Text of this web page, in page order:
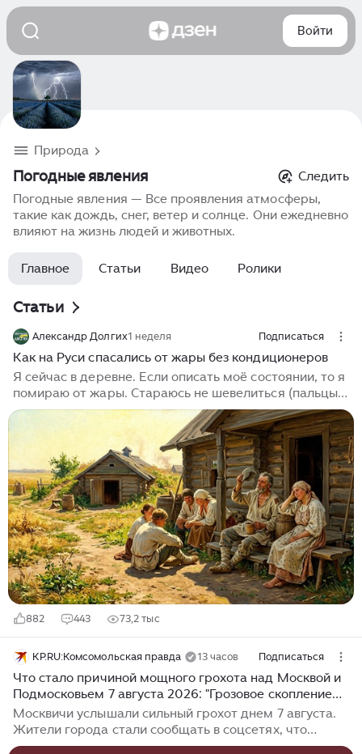
Войти
Природа
Погодные явления
Следить
Погодные явления — Все проявления атмосферы,
такие как дождь, снег, ветер и солнце. Они ежедневно
влияют на жизнь людей и животных.
Главное Статьи Видео Ролики
Статьи
Александр Долгих1 неделя Подписаться
Как на Руси спасались от жары без кондиционеров
Я сейчас в деревне. Если описать моё состоянии, то я
помираю от жары. Стараюсь не шевелиться (пальцы
не в счёт), направил на себя вентилятор, но он уже
слабо помогает, потому что на улице +36 в тени, дома
уже +33°С. Ночью температура опускается до +25, но
дом остыть не успевает. В четверг должно быть
долгожданное похолодание, так что осталось
продержаться три дня. Но вот, о чём я подумал.
Кондиционеры массово стали появляться в городских
квартирах лет десять назад (ну, в Москве, конечно,
раньше)...
882 443 73,2 тыс
KP.RU:Комсомольская правда 13 часов Подписаться
Что стало причиной мощного грохота над Москвой и
Подмосковьем 7 августа 2026: "Грозовое скопление
облаков"
Москвичи услышали сильный грохот днем 7 августа.
Жители города стали сообщать в соцсетях, что
слышали около 11:15 грохот, похожий на взрыв. - Мы с